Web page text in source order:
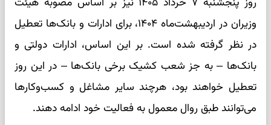
وزیران در اردیبهشت‌ماه ۱۴۰۴، برای ادارات و بانک‌ها تعطیل
در نظر گرفته شده است. بر این اساس، ادارات دولتی و
بانک‌ها – به جز شعب کشیک برخی بانک‌ها – در این روز
تعطیل خواهند بود، هرچند سایر مشاغل و کسب‌وکارها
می‌توانند طبق روال معمول به فعالیت خود ادامه دهند.